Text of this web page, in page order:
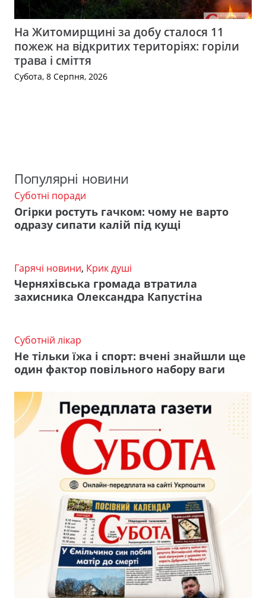
На Житомирщині за добу сталося 11
пожеж на відкритих територіях: горіли
трава і сміття
Субота, 8 Серпня, 2026
Популярні новини
Суботні поради
Огірки ростуть гачком: чому не варто
одразу сипати калій під кущі
Гарячі новини, Крик душі
Черняхівська громада втратила
захисника Олександра Капустіна
Суботній лікар
Не тільки їжа і спорт: вчені знайшли ще
один фактор повільного набору ваги